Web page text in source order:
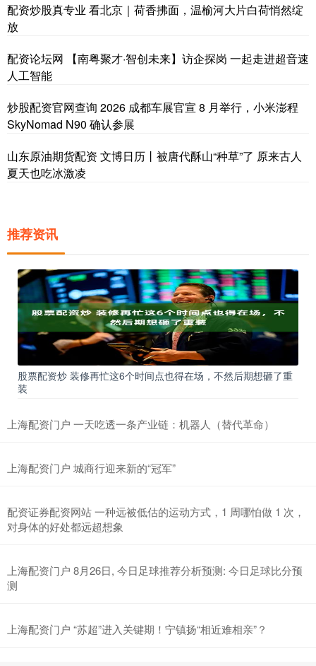
配资炒股真专业 看北京｜荷香拂面，温榆河大片白荷悄然绽
放
配资论坛网 【南粤聚才·智创未来】访企探岗 一起走进超音速
人工智能
炒股配资官网查询 2026 成都车展官宣 8 月举行，小米澎程
SkyNomad N90 确认参展
山东原油期货配资 文博日历丨被唐代酥山“种草”了 原来古人
夏天也吃冰激凌
推荐资讯
股票配资炒 装修再忙这6个时间点也得在场，不然后期想砸了重
装
上海配资门户 一天吃透一条产业链：机器人（替代革命）
上海配资门户 城商行迎来新的“冠军”
配资证券配资网站 一种远被低估的运动方式，1 周哪怕做 1 次，
对身体的好处都远超想象
上海配资门户 8月26日, 今日足球推荐分析预测: 今日足球比分预
测
上海配资门户 “苏超”进入关键期！宁镇扬“相近难相亲”？